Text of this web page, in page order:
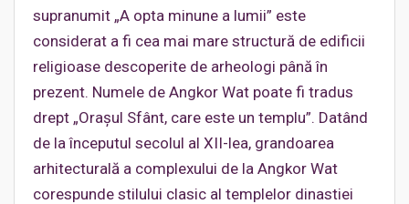
supranumit „A opta minune a lumii” este
considerat a fi cea mai mare structură de edificii
religioase descoperite de arheologi până în
prezent. Numele de Angkor Wat poate fi tradus
drept „Oraşul Sfânt, care este un templu”. Datând
de la începutul secolul al XII-lea, grandoarea
arhitecturală a complexului de la Angkor Wat
corespunde stilului clasic al templelor dinastiei